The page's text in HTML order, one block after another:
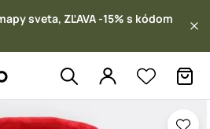
sveta, ZĽAVA -15% s kódom